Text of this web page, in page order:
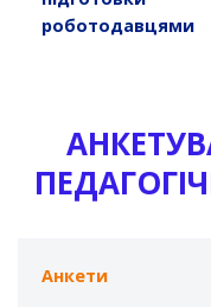
роботодавцями
Анкети